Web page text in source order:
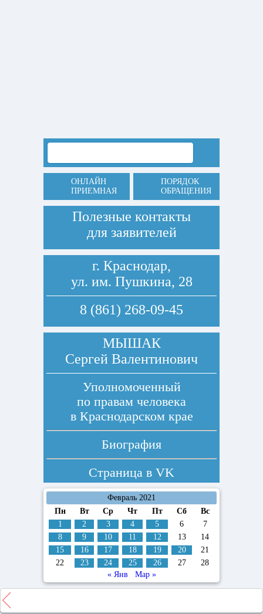
ОНЛАЙН
ПРИЕМНАЯ
ПОРЯДОК
ОБРАЩЕНИЯ
Полезные контакты
для заявителей
г. Краснодар,
ул. им. Пушкина, 28
8 (861) 268-09-45
МЫШАК
Сергей Валентинович
Уполномоченный
по правам человека
в Краснодарском крае
Биография
Страница в VK
Февраль 2021
Пн
Вт Ср Чт Пт Сб
Вс
1
2 3 4 5 6
7
8
9 10 11 12 13
14
15
16 17 18 19 20
21
22
23 24 25 26 27
28
« Янв
Мар »